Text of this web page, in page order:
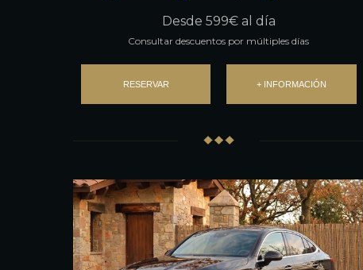
Desde 599€ al día
Consultar descuentos por múltiples días
RESERVAR + INFORMACIÓN